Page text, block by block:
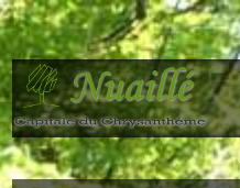
NUAILLÉ
Plan de Nuaillé
Sentiers pédestres